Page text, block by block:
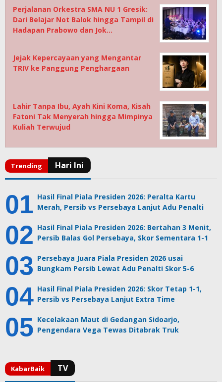
Perjalanan Orkestra SMA NU 1 Gresik:
Dari Belajar Not Balok hingga Tampil di
Hadapan Prabowo dan Jok…
Jejak Kepercayaan yang Mengantar
TRIV ke Panggung Penghargaan
Lahir Tanpa Ibu, Ayah Kini Koma, Kisah
Fatoni Tak Menyerah hingga Mimpinya
Kuliah Terwujud
Hasil Final Piala Presiden 2026: Peralta Kartu
Merah, Persib vs Persebaya Lanjut Adu Penalti
Hasil Final Piala Presiden 2026: Bertahan 3 Menit,
Persib Balas Gol Persebaya, Skor Sementara 1-1
Persebaya Juara Piala Presiden 2026 usai
Bungkam Persib Lewat Adu Penalti Skor 5-6
Hasil Final Piala Presiden 2026: Skor Tetap 1-1,
Persib vs Persebaya Lanjut Extra Time
Kecelakaan Maut di Gedangan Sidoarjo,
Pengendara Vega Tewas Ditabrak Truk